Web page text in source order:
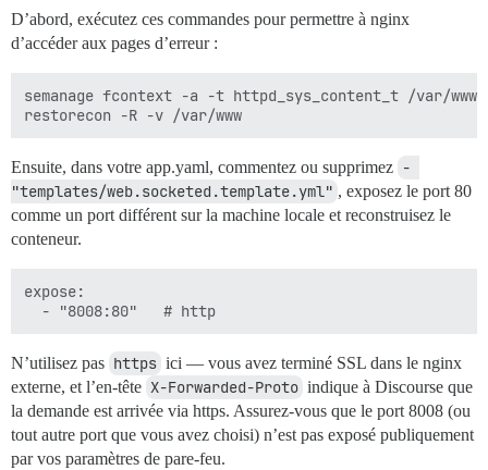
D’abord, exécutez ces commandes pour permettre à nginx
d’accéder aux pages d’erreur :
semanage fcontext -a -t httpd_sys_content_t /var/www
Ensuite, dans votre app.yaml, commentez ou supprimez -
"templates/web.socketed.template.yml" , exposez le port 80
comme un port différent sur la machine locale et reconstruisez le
conteneur.
expose:
N’utilisez pas https ici — vous avez terminé SSL dans le nginx
externe, et l’en-tête X-Forwarded-Proto indique à Discourse que
la demande est arrivée via https. Assurez-vous que le port 8008 (ou
tout autre port que vous avez choisi) n’est pas exposé publiquement
par vos paramètres de pare-feu.